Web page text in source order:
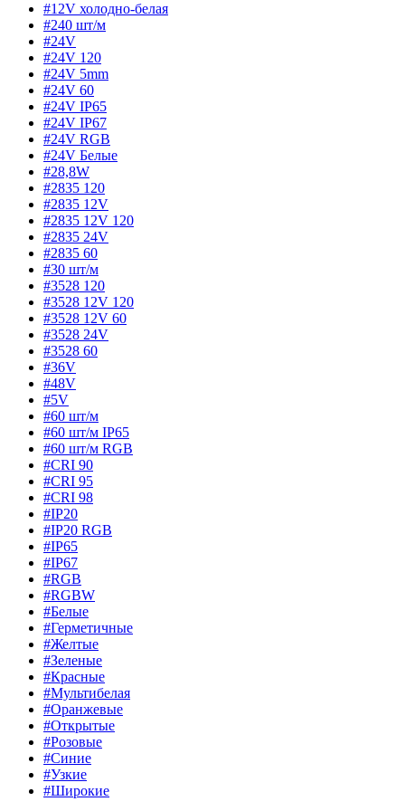
#12V холодно-белая
#240 шт/м
#24V
#24V 120
#24V 5mm
#24V 60
#24V IP65
#24V IP67
#24V RGB
#24V Белые
#28,8W
#2835 120
#2835 12V
#2835 12V 120
#2835 24V
#2835 60
#30 шт/м
#3528 120
#3528 12V 120
#3528 12V 60
#3528 24V
#3528 60
#36V
#48V
#5V
#60 шт/м
#60 шт/м IP65
#60 шт/м RGB
#CRI 90
#CRI 95
#CRI 98
#IP20
#IP20 RGB
#IP65
#IP67
#RGB
#RGBW
#Белые
#Герметичные
#Желтые
#Зеленые
#Красные
#Мультибелая
#Оранжевые
#Открытые
#Розовые
#Синие
#Узкие
#Широкие